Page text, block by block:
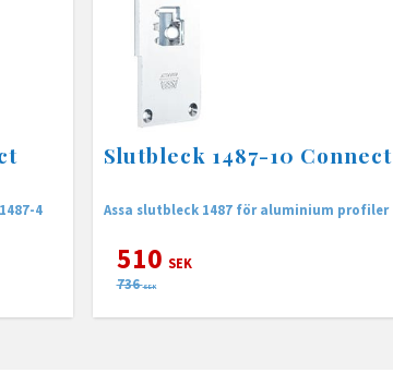
4
Slutbleck 1487-10 Connect
Assa slutbleck 1487 för aluminium profiler
510 SEK
736 SEK